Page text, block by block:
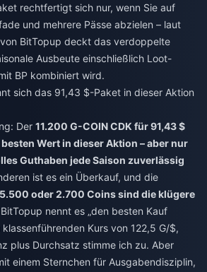
rechtfertigt sich nur, wenn Sie auf
und mehrere Pässe abzielen – laut
BitTopup deckt das verdoppelte
Ausbeute einschließlich Loot-
BP kombiniert wird.
sich das 91,43 $-Paket in dieser Aktion
Der 11.200 G-COIN CDK für 91,43 $
Wert in dieser Aktion – aber nur
Guthaben jede Saison zuverlässig
ist es ein Überkauf, und die
oder 2.700 Coins sind die klügere
nennt es „den besten Kauf
Kurs von 122,5 G/$,
plus Durchsatz stimme ich zu. Aber
einem Sternchen für Ausgabendisziplin,